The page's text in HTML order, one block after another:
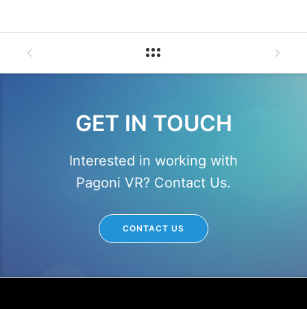
GET IN TOUCH
Interested in working with
Pagoni VR? Contact Us.
CONTACT US